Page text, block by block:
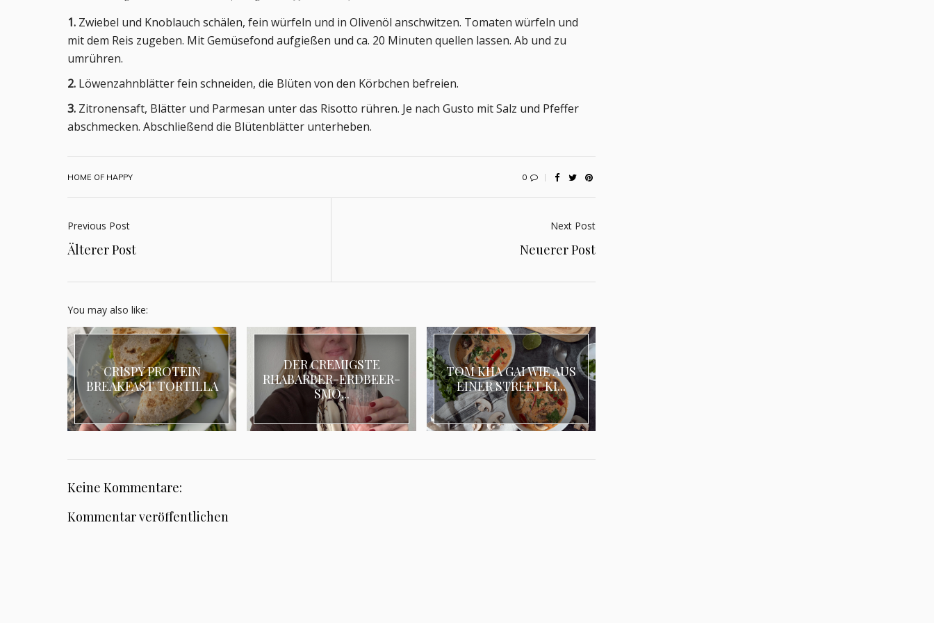
1. Zwiebel und Knoblauch schälen, fein würfeln und in Olivenöl anschwitzen. Tomaten würfeln und
mit dem Reis zugeben. Mit Gemüsefond aufgießen und ca. 20 Minuten quellen lassen. Ab und zu
umrühren.
2. Löwenzahnblätter fein schneiden, die Blüten von den Körbchen befreien.
3. Zitronensaft, Blätter und Parmesan unter das Risotto rühren. Je nach Gusto mit Salz und Pfeffer
abschmecken. Abschließend die Blütenblätter unterheben.
HOME OF HAPPY 0
Previous Post
Älterer Post
Next Post
Neuerer Post
You may also like:
CRISPY PROTEIN
BREAKFAST TORTILLA
DER CREMIGSTE
RHABARBER-ERDBEER-
SMO...
TOM KHA GAI WIE AUS
EINER STREET KI...
Keine Kommentare:
Kommentar veröffentlichen